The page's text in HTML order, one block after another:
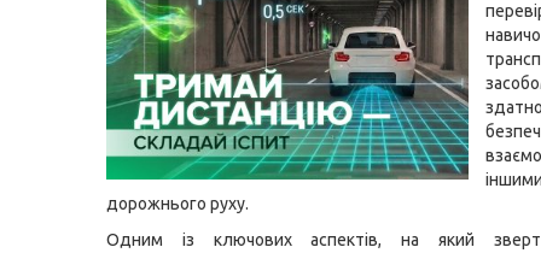
дорожнього руху.
Одним із ключових аспектів, на який